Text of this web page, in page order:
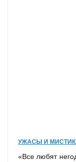
УЖАСЫ И
«Все любят